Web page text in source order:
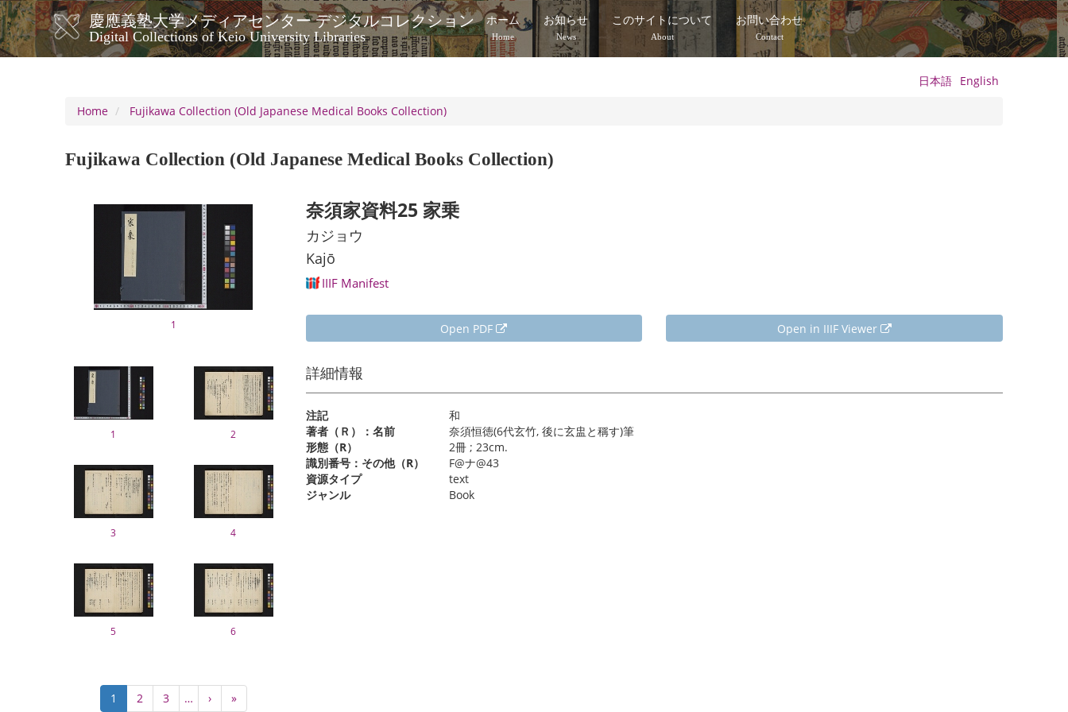
Skip
to
main
content
慶應義塾大学メディアセンター デジタルコレクション
Digital Collections of Keio University Libraries
メ
イ
ビ
シ
ホーム
Home
お知らせ
News
このサイトについて
About
お問い合わせ
Contact
日本語 English
Home
Fujikawa Collection (Old Japanese Medical Books Collection)
Fujikawa Collection (Old Japanese Medical Books Collection)
1
1 2
3 4
5 6
PaginationCurrent
1 Page
2 Page
3 …
Next
›
Last
»
奈須家資料25 家乗
カジョウ
Kajō
IIIF Manifest
Open PDF Open in IIIF Viewer
詳細情報
注記
和
著者（Ｒ）：名前
奈須恒徳(6代玄竹, 後に玄盅と稱す)筆
形態（R）
2冊 ; 23cm.
識別番号：その他（R）
F@ナ@43
資源タイプ
text
ジャンル
Book